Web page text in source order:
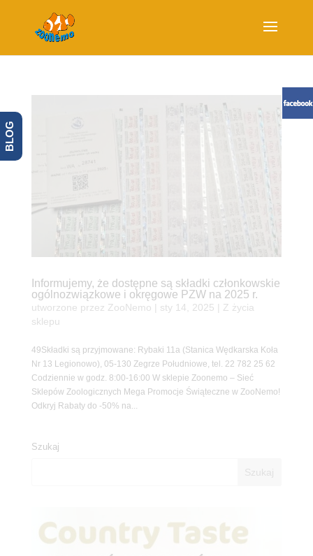
Informujemy, że dostępne są składki członkowskie
ogólnozwiązkowe i okręgowe PZW na 2025 r.
utworzone przez ZooNemo sty 14, 2025
Z życia
sklepu
49Składki są przyjmowane: Rybaki 11a (Stanica Wędkarska Koła
Nr 13 Legionowo), 05-130 Zegrze Południowe, tel. 22 782 25 62
Codziennie w godz. 8:00-16:00 W sklepie Zoonemo – Sieć
Sklepów Zoologicznych Mega Promocje Świąteczne w ZooNemo!
Odkryj Rabaty do -50% na...
Szukaj
BLOG